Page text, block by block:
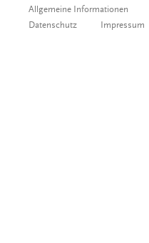
Allgemeine Informationen
Datenschutz
Impressum